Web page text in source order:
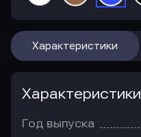
Характеристики
Характеристики
Год выпуска